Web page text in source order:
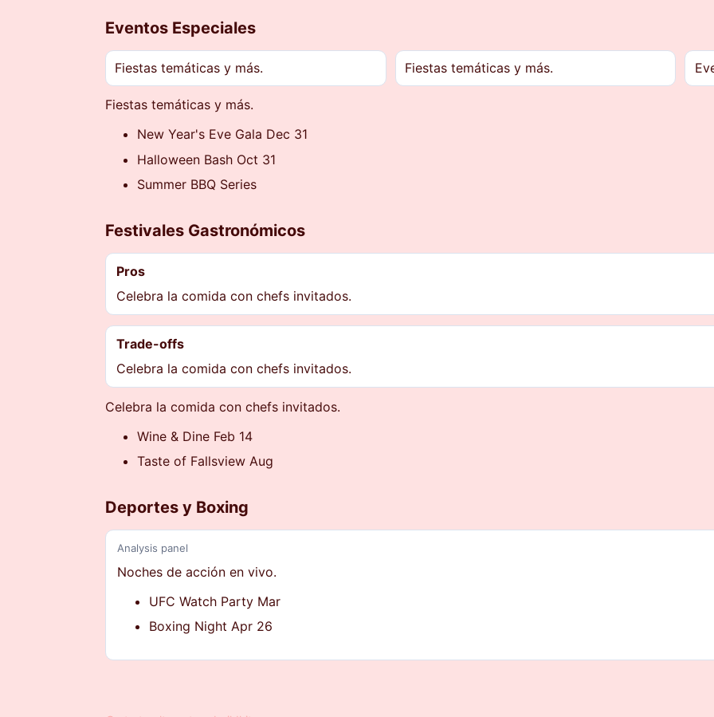
Eventos Especiales
Fiestas temáticas y más. Fiestas temáticas y más.
Fiestas temáticas y más.
New Year's Eve Gala Dec 31
Halloween Bash Oct 31
Summer BBQ Series
Festivales Gastronómicos
Pros
Celebra la comida con chefs invitados.
Trade-offs
Celebra la comida con chefs invitados.
Celebra la comida con chefs invitados.
Wine & Dine Feb 14
Taste of Fallsview Aug
Deportes y Boxing
Analysis panel
Noches de acción en vivo.
UFC Watch Party Mar
Boxing Night Apr 26